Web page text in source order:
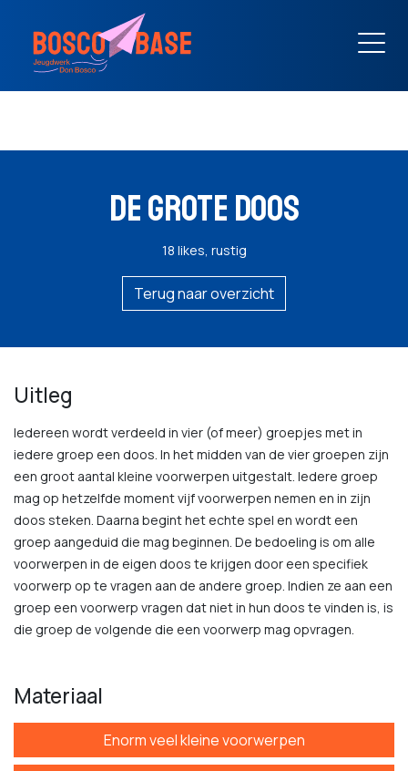
DE GROTE DOOS
18 likes, rustig
Terug naar overzicht
Uitleg
Iedereen wordt verdeeld in vier (of meer) groepjes met in
iedere groep een doos. In het midden van de vier groepen zijn
een groot aantal kleine voorwerpen uitgestalt. Iedere groep
mag op hetzelfde moment vijf voorwerpen nemen en in zijn
doos steken. Daarna begint het echte spel en wordt een
groep aangeduid die mag beginnen. De bedoeling is om alle
voorwerpen in de eigen doos te krijgen door een specifiek
voorwerp op te vragen aan de andere groep. Indien ze aan een
groep een voorwerp vragen dat niet in hun doos te vinden is, is
die groep de volgende die een voorwerp mag opvragen.
Materiaal
Enorm veel kleine voorwerpen